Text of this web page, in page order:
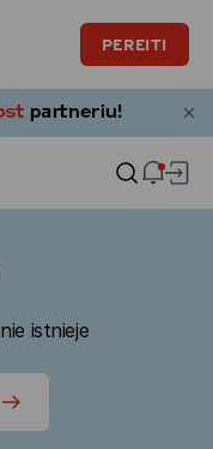
PEREITI
istnieje